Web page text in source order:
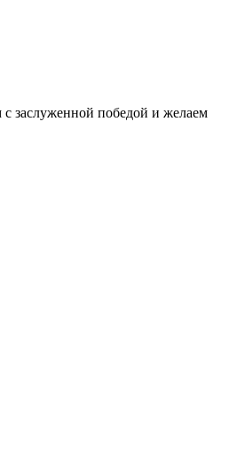
с заслуженной победой и желаем